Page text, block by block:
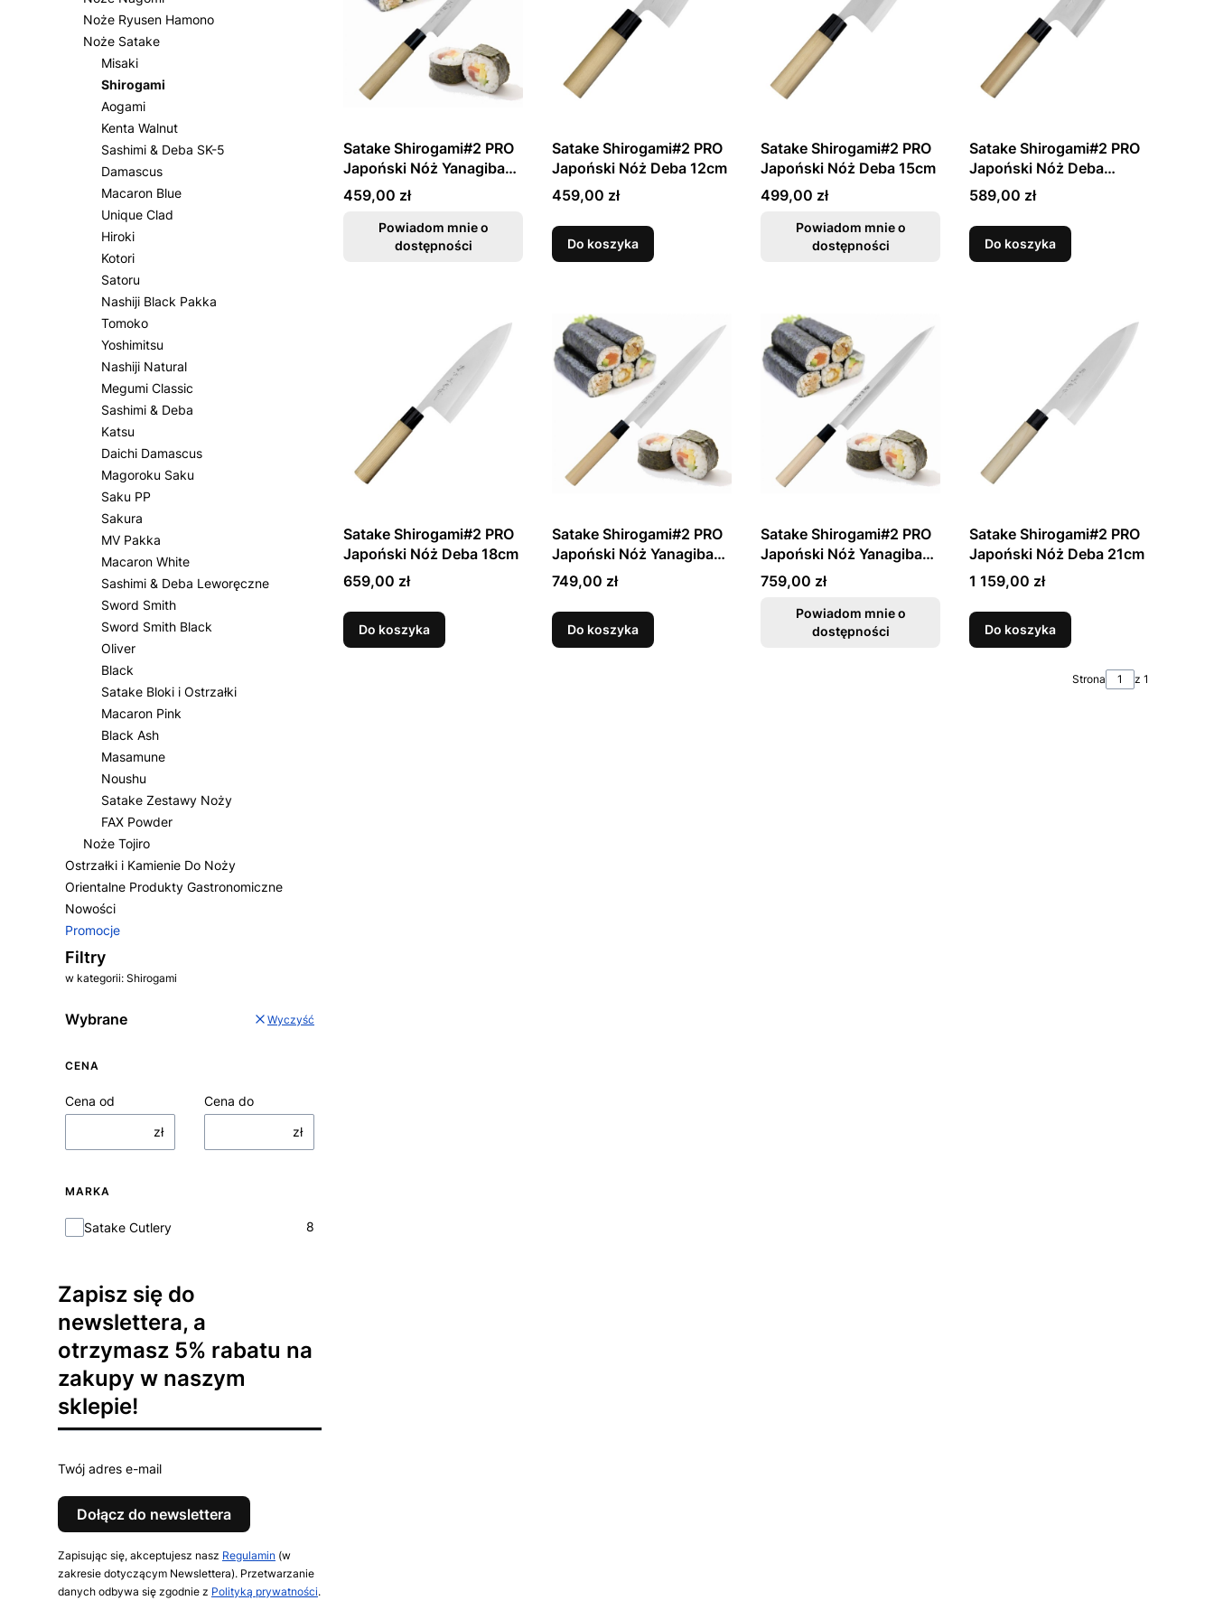
Noże Ryusen Hamono
Noże Satake
Misaki
Shirogami
Aogami
Kenta Walnut
Sashimi & Deba SK-5
Damascus
Macaron Blue
Unique Clad
Hiroki
Kotori
Satoru
Nashiji Black Pakka
Tomoko
Yoshimitsu
Nashiji Natural
Megumi Classic
Sashimi & Deba
Katsu
Daichi Damascus
Magoroku Saku
Saku PP
Sakura
MV Pakka
Macaron White
Sashimi & Deba Leworęczne
Sword Smith
Sword Smith Black
Oliver
Black
Satake Bloki i Ostrzałki
Macaron Pink
Black Ash
Masamune
Noushu
Satake Zestawy Noży
FAX Powder
Noże Tojiro
Ostrzałki i Kamienie Do Noży
Orientalne Produkty Gastronomiczne
Nowości
Promocje
Koniec menu
Filtry
w kategorii: Shirogami
Wybrane Wyczyść
CENA
Cena od
zł
Cena do
zł
MARKA
Marka
Satake Cutlery 8
Zapisz się do
newslettera, a
otrzymasz 5% rabatu na
zakupy w naszym
sklepie!
Twój adres e-mail
Dołącz do newslettera
Zapisując się, akceptujesz nasz Regulamin (w
zakresie dotyczącym Newslettera). Przetwarzanie
danych odbywa się zgodnie z Polityką prywatności.
Satake Shirogami#2 PRO
Japoński Nóż Yanagiba
21cm
Cena
459,00 zł
Powiadom mnie o
dostępności
Satake Shirogami#2 PRO
Japoński Nóż Deba 12cm
Cena
459,00 zł
Do koszyka
Satake Shirogami#2 PRO
Japoński Nóż Deba 15cm
Cena
499,00 zł
Powiadom mnie o
dostępności
Satake Shirogami#2 PRO
Japoński Nóż Deba
16,5cm
Cena
589,00 zł
Do koszyka
Satake Shirogami#2 PRO
Japoński Nóż Deba 18cm
Cena
659,00 zł
Do koszyka
Satake Shirogami#2 PRO
Japoński Nóż Yanagiba
24cm
Cena
749,00 zł
Do koszyka
Satake Shirogami#2 PRO
Japoński Nóż Yanagiba
27cm
Cena
759,00 zł
Powiadom mnie o
dostępności
Satake Shirogami#2 PRO
Japoński Nóż Deba 21cm
Cena
1 159,00 zł
Do koszyka
Strona z 1